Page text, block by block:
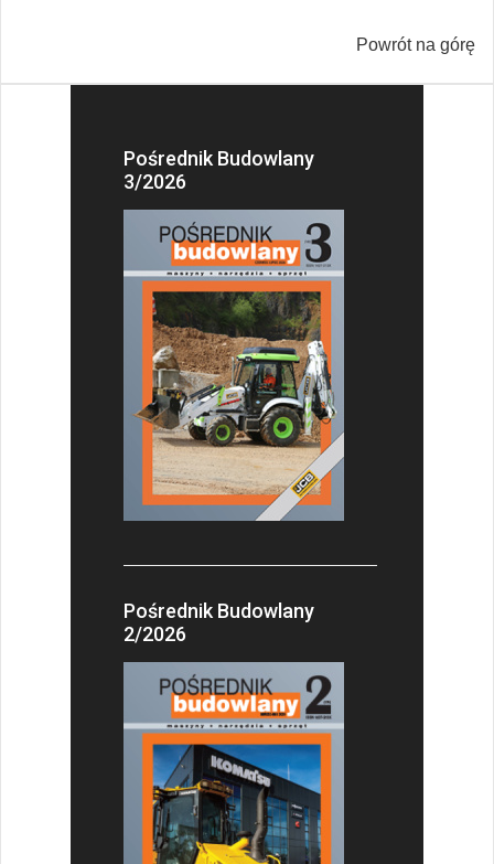
Powrót na górę
Pośrednik Budowlany
3/2026
Pośrednik Budowlany
2/2026